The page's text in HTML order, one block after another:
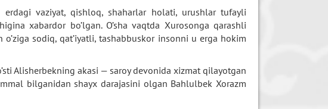
erdagi vaziyat, qishloq, shaharlar holati, urushlar tufayli
xabardor bo’lgan. O’sha vaqtda Xurosonga qarashli
sodiq, qat’iyatli, tashabbuskor insonni u erga hokim
Alisherbekning akasi — saroy devonida xizmat qilayotgan
bilganidan shayx darajasini olgan Bahlulbek Xorazm